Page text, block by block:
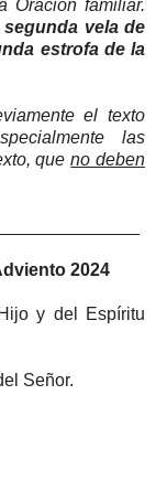
Oración familiar.
vela de
estrofa de la
el texto
las
queno deben
2024
y del Espíritu
Señor.